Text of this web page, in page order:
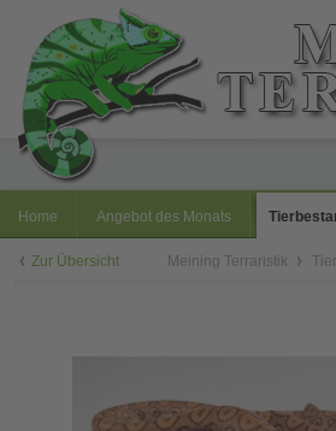
Home Angebot des Monats
Zur Übersicht Meining Terraristik